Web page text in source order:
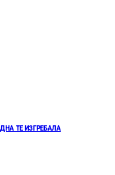
ТЕ ИЗГРЕБАЛА